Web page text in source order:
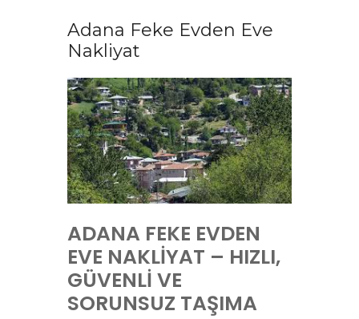
Adana Feke Evden Eve
Nakliyat
ADANA FEKE EVDEN
EVE NAKLİYAT – HIZLI,
GÜVENLİ VE
SORUNSUZ TAŞIMA